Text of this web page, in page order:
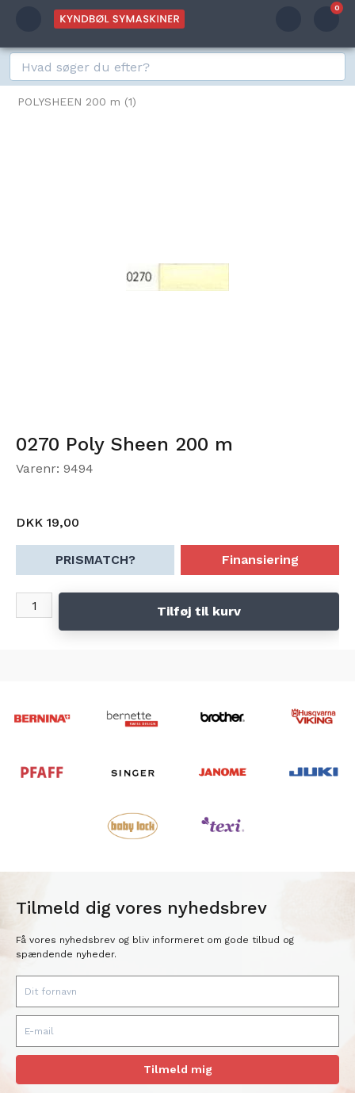
0
POLYSHEEN 200 m (1)
0270 Poly Sheen 200 m
Varenr: 9494
DKK 19,00
PRISMATCH? Finansiering
Tilføj til kurv
Tilmeld dig vores nyhedsbrev
Få vores nyhedsbrev og bliv informeret om gode tilbud og
spændende nyheder.
Tilmeld mig